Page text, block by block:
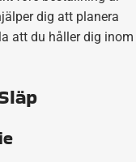
dig att planera
att du håller dig inom